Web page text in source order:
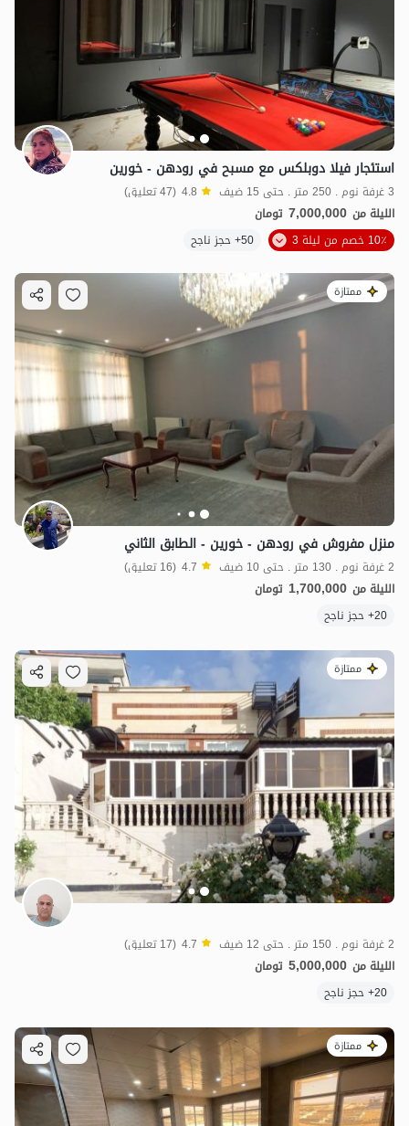
استئجار فيلا دوبلكس مع مسبح في رودهن - خورين
3 غرفة نوم . 250 متر . حتى 15 ضيف 4.8 (47 تعليق)
الليلة من 7,000,000 تومان
10٪ خصم من ليلة 3
50+ حجز ناجح
ممتازة
منزل مفروش في رودهن - خورين - الطابق الثاني
2 غرفة نوم . 130 متر . حتى 10 ضيف 4.7 (16 تعليق)
الليلة من 1,700,000 تومان
20+ حجز ناجح
ممتازة
2 غرفة نوم . 150 متر . حتى 12 ضيف 4.7 (17 تعليق)
الليلة من 5,000,000 تومان
20+ حجز ناجح
ممتازة